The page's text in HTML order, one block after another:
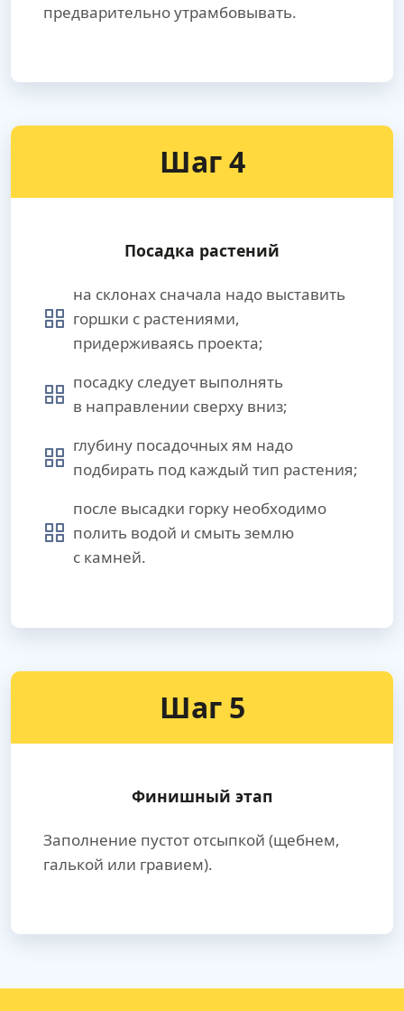
предварительно утрамбовывать.
Шаг 4
Посадка растений
на склонах сначала надо выставить
горшки с растениями,
придерживаясь проекта;
посадку следует выполнять
в направлении сверху вниз;
глубину посадочных ям надо
подбирать под каждый тип растения;
после высадки горку необходимо
полить водой и смыть землю
с камней.
Шаг 5
Финишный этап
Заполнение пустот отсыпкой (щебнем,
галькой или гравием).